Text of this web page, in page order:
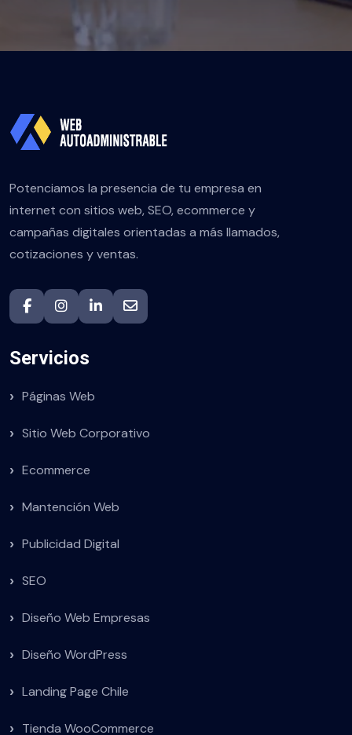
Potenciamos la presencia de tu empresa en
internet con sitios web, SEO, ecommerce y
campañas digitales orientadas a más llamados,
cotizaciones y ventas.
Servicios
Páginas Web
Sitio Web Corporativo
Ecommerce
Mantención Web
Publicidad Digital
SEO
Diseño Web Empresas
Diseño WordPress
Landing Page Chile
Tienda WooCommerce